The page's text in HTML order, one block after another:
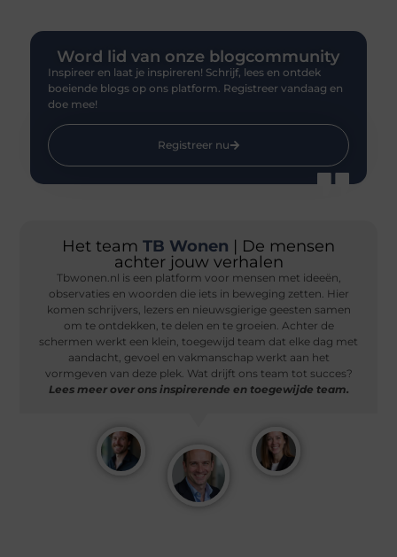
Word lid van onze blogcommunity
Inspireer en laat je inspireren! Schrijf, lees en ontdek
boeiende blogs op ons platform. Registreer vandaag en
doe mee!
Registreer nu
Het team TB Wonen | De mensen
achter jouw verhalen
Tbwonen.nl is een platform voor mensen met ideeën,
observaties en woorden die iets in beweging zetten. Hier
komen schrijvers, lezers en nieuwsgierige geesten samen
om te ontdekken, te delen en te groeien. Achter de
schermen werkt een klein, toegewijd team dat elke dag met
aandacht, gevoel en vakmanschap werkt aan het
vormgeven van deze plek. Wat drijft ons team tot succes?
Lees meer over ons inspirerende en toegewijde team.